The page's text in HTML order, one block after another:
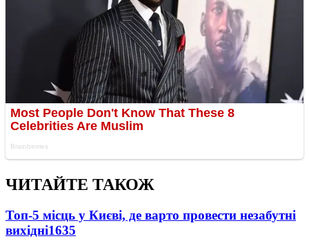
ЧИТАЙТЕ ТАКОЖ
Топ-5 місць у Києві, де варто провести незабутні
вихідні1635